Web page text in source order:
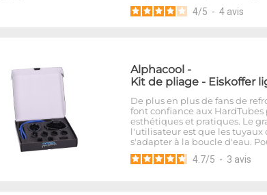
4/5 - 4 avis
Alphacool -
Kit de pliage - Eiskoffer
De plus en plus de fans de
font confiance aux HardTubes
esthétiques et pratiques. Le
l'utilisateur est que les
s'adapter à la boucle d'eau.
4.7/5 - 3 avis